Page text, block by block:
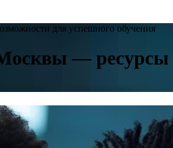
для успешного обучения
—